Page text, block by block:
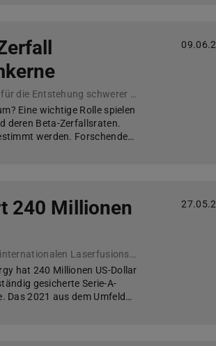
Forschende des IKP verbessern Mikrophysik für die Entstehung schwerer Elemente im Universum
Eine wichtige Rolle spielen
deren Beta-Zerfallsraten.
werden. Forschende…
240 Millionen
Unternehmen mit TU-Wurzeln führend in der internationalen Laserfusions-Branche
hat 240 Millionen US-Dollar
gesicherte Serie-A-
Das 2021 aus dem Umfeld…